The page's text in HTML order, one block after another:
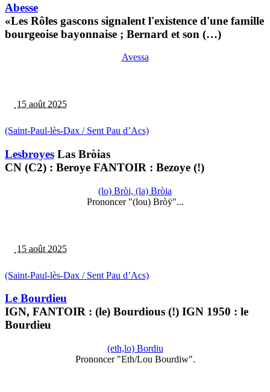
Abesse
«Les Rôles gascons signalent l'existence d'une famille
bourgeoise bayonnaise ; Bernard et son (…)
Avessa
15 août 2025
(Saint-Paul-lès-Dax / Sent Pau d’Acs)
Lesbroyes Las Bròias
CN (C2) : Beroye FANTOIR : Bezoye (!)
(lo) Bròi, (la) Bròia
Prononcer "(lou) Bròÿ"...
15 août 2025
(Saint-Paul-lès-Dax / Sent Pau d’Acs)
Le Bourdieu
IGN, FANTOIR : (le) Bourdious (!) IGN 1950 : le
Bourdieu
(eth,lo) Bordiu
Prononcer "Eth/Lou Bourdiw".